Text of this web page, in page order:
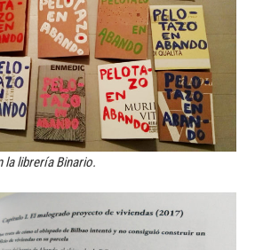
la librería Binario.